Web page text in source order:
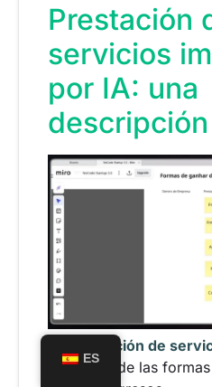
Prestación
servicios
por IA: una
Prestación de
IAEs una de las
ES